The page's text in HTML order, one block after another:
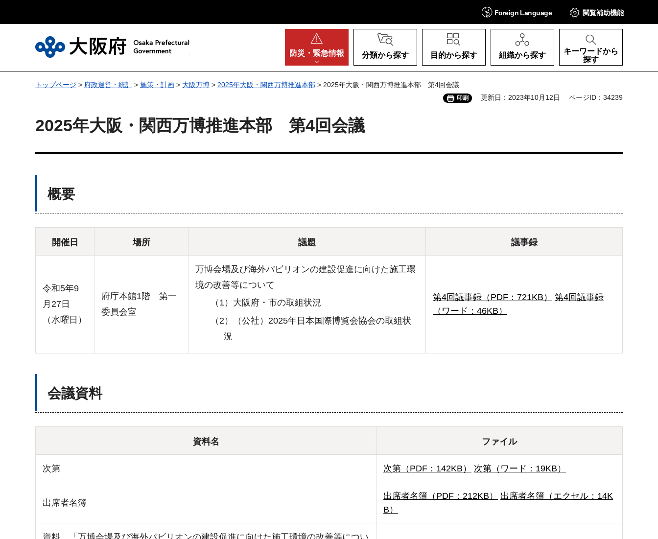
Foreign Language 閲覧補助機能
防災・ 緊急情報 分類から探す 目的から探す 組織から探す
キーワードから
探す
トップページ > 府政運営・統計 > 施策・計画 > 大阪万博 > 2025年大阪・関西万博推進本部 > 2025年大阪・関西万博推進本部 第4回会議
印刷 更新日：2023年10月12日 ページID：34239
2025年大阪・関西万博推進本部 第4回会議
概要
開催日 場所 議題 議事録
令和5年9
月27日
（水曜日）
府庁本館1階 第一
委員会室
万博会場及び海外パビリオンの建設促進に向けた施工環
境の改善等について
（1）大阪府・市の取組状況
（2）（公社）2025年日本国際博覧会協会の取組状
況
第4回議事録（PDF：721KB）
第4回議事録
（ワード：46KB）
会議資料
資料名 ファイル
次第 次第（PDF：142KB） 次第（ワード：19KB）
出席者名簿
出席者名簿（PDF：212KB）
出席者名簿（エクセル：14K
B）
資料 「万博会場及び海外パビリオンの建設促進に向けた施工環境の改善等につい